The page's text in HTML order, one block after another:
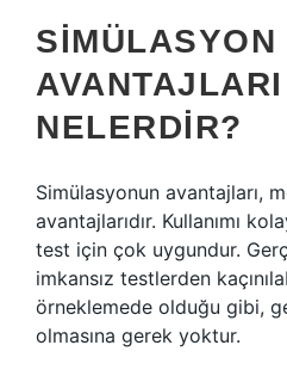
SIMÜLASYON
AVANTAJLARI
NELERDIR?
Simülasyonun avantajları,
avantajlarıdır. Kullanımı
test için çok uygundur.
imkansız testlerden
örneklemede olduğu gibi,
olmasına gerek yoktur.